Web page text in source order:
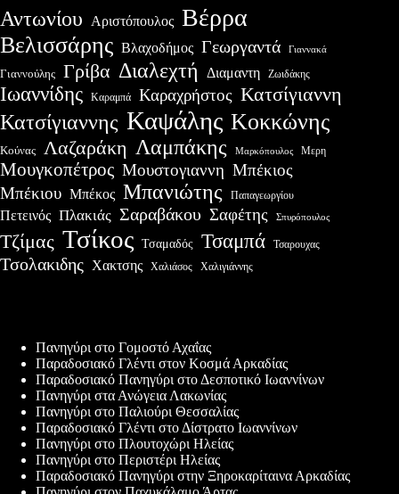
Αντωνίου Αριστόπουλος Βέρρα
Βελισσάρης Βλαχοδήμος Γεωργαντά Γιαννακά
Γιαννούλης Γρίβα Διαλεχτή Διαμαντη Ζωιδάκης
Ιωαννίδης Καραμπά Καραχρήστος Κατσίγιαννη
Κατσίγιαννης Καψάλης Κοκκώνης
Κούνας Λαζαράκη Λαμπάκης Μαρκόπουλος Μερη
Μουγκοπέτρος Μουστογιαννη Μπέκιος
Μπέκιου Μπέκος Μπανιώτης Παπαγεωργίου
Πετεινός Πλακιάς Σαραβάκου Σαφέτης Σπυρόπουλος
Τζίμας Τσίκος Τσαμαδός Τσαμπά Τσαρουχας
Τσολακιδης Χακτσης Χαλιάσος Χαλιγιάννης
Πανηγύρι στο Γομοστό Αχαΐας
Παραδοσιακό Γλέντι στον Κοσμά Αρκαδίας
Παραδοσιακό Πανηγύρι στο Δεσποτικό Ιωαννίνων
Πανηγύρι στα Ανώγεια Λακωνίας
Πανηγύρι στο Παλιούρι Θεσσαλίας
Παραδοσιακό Γλέντι στο Δίστρατο Ιωαννίνων
Πανηγύρι στο Πλουτοχώρι Ηλείας
Πανηγύρι στο Περιστέρι Ηλείας
Παραδοσιακό Πανηγύρι στην Ξηροκαρίταινα Αρκαδίας